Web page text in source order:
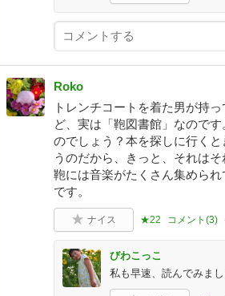
Roko
トレンチコートを着た男が持
ど、実は「鞄図書館」なので
のでしょう？本を探しに行く
うのだから、きっと、それは
鞄には音楽がたくさん集めら
です。
ナイス ★22 コメント(3)
びわこっこ
私も早速、読んでみま